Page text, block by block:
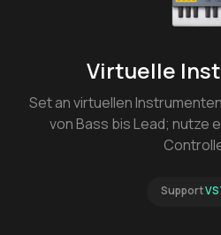
Virtuelle
Set an virtuellen
von Bass bis Lead; nutze
Support